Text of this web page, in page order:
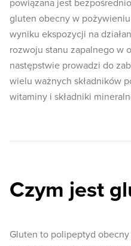
powiązana jest
gluten obecny w
wyniku ekspozycji na
rozwoju stanu zapalnego w
następstwie prowadzi do
wielu ważnych składników
witaminy i składniki
Czym jest
Gluten to polipeptyd